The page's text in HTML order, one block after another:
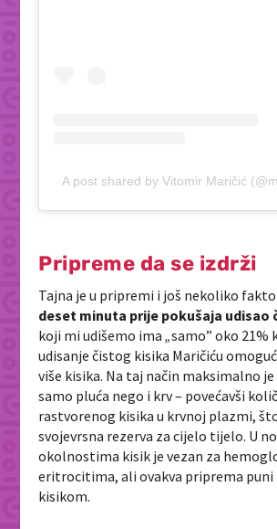
A post shared by Vitomir Maričić
Pripreme da se izdrži
Tajna je u pripremi i još nekoliko
deset minuta prije pokušaja udisao
koji mi udišemo ima„samo” oko 21%
udisanje čistog kisika Maričiću
više kisika. Na taj način maksimalno
samo pluća nego i krv – povećavši
rastvorenog kisika u krvnoj plazmi,
svojevrsna rezerva za cijelo tijelo. U
okolnostima kisik je vezan za
eritrocitima, ali ovakva priprema puni
kisikom.